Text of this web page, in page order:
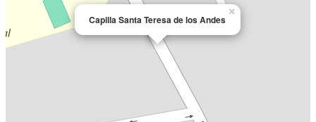
Capilla Santa Teresa de los Andes
×